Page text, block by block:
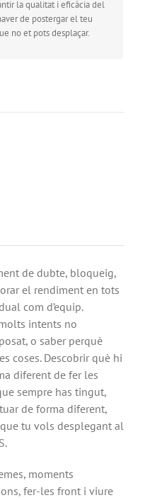
la qualitat i eficàcia del
de postergar el teu
no et pots desplaçar.
de dubte, bloqueig,
el rendiment en tots
com d’equip.
intents no
o saber perquè
coses. Descobrir què hi
diferent de fer les
sempre has tingut,
de forma diferent,
tu vols desplegant al
moments
fer-les front i viure